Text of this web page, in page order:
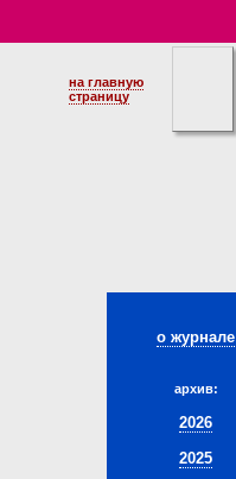
на главную
страницу
о журнале
архив:
2026
2025